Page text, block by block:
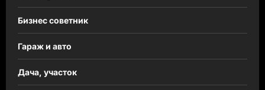
Бизнес советник
Гараж и авто
Дача, участок